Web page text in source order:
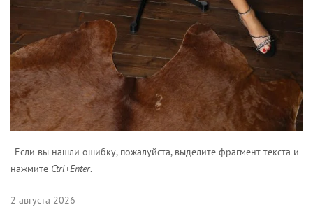
Если вы нашли ошибку, пожалуйста, выделите фрагмент текста и
нажмите Ctrl+Enter.
2 августа 2026